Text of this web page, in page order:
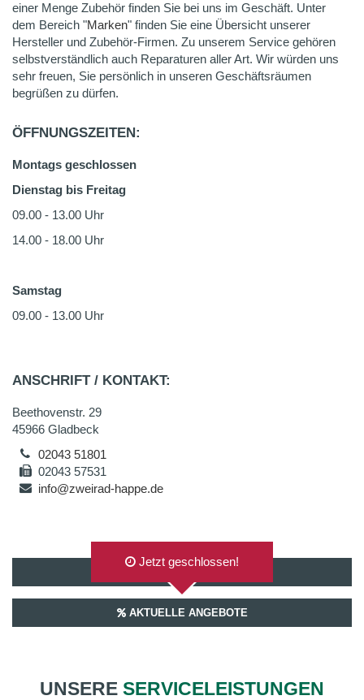
einer Menge Zubehör finden Sie bei uns im Geschäft. Unter
dem Bereich "Marken" finden Sie eine Übersicht unserer
Hersteller und Zubehör-Firmen. Zu unserem Service gehören
selbstverständlich auch Reparaturen aller Art. Wir würden uns
sehr freuen, Sie persönlich in unseren Geschäftsräumen
begrüßen zu dürfen.
ÖFFNUNGSZEITEN:
Montags geschlossen
Dienstag bis Freitag
09.00 - 13.00 Uhr
14.00 - 18.00 Uhr
Samstag
09.00 - 13.00 Uhr
ANSCHRIFT / KONTAKT:
Beethovenstr. 29
45966 Gladbeck
02043 51801
02043 57531
info@zweirad-happe.de
AUF GOOGLEMAPS ANZEIGEN
Jetzt geschlossen!
AKTUELLE ANGEBOTE
UNSERE SERVICELEISTUNGEN